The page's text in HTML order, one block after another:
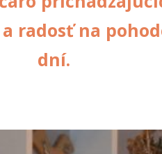
radosť na
dní.